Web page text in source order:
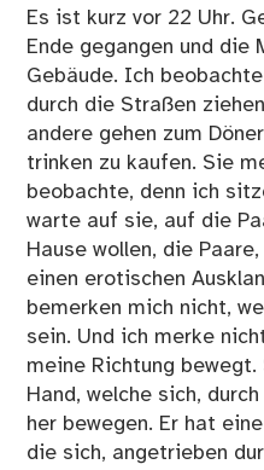
Es ist kurz vor 22 Uhr.
Ende gegangen und die
Gebäude. Ich
durch die Straßen
andere gehen zum
trinken zu kaufen. Sie
beobachte, denn ich
warte auf sie, auf die
Hause wollen, die
einen erotischen
bemerken mich nicht,
sein. Und ich merke
meine Richtung
Hand, welche sich,
her bewegen. Er hat
die sich, angetrieben